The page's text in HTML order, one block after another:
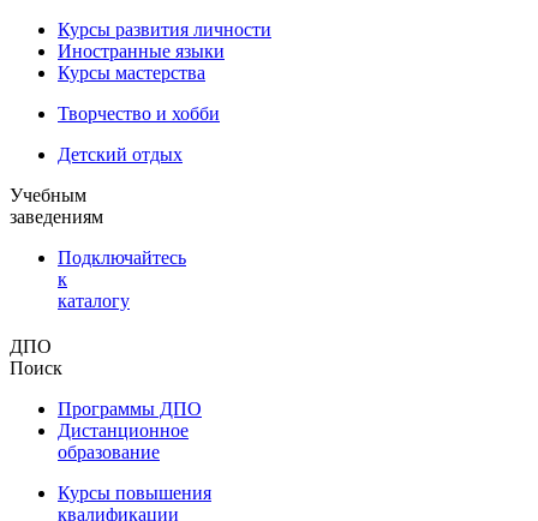
Курсы развития личности
Иностранные языки
Курсы мастерства
Творчество и хобби
Детский отдых
Учебным
заведениям
Подключайтесь
к
каталогу
ДПО
Поиск
Программы ДПО
Дистанционное
образование
Курсы повышения
квалификации